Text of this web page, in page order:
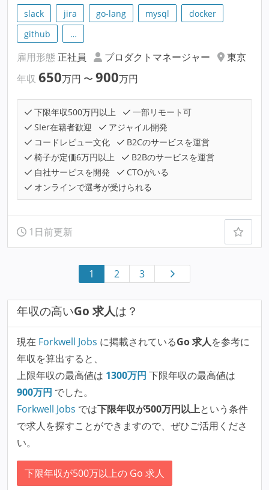
slack jira go-lang mysql
docker
github
…
雇用形態 正社員 プロダクトマネージャー
東京
年収 650万円 〜 900万円
下限年収500万円以上
一部リモート可
SIer在籍者歓迎
アジャイル開発
コードレビュー文化
B2Cのサービスを運営
椅子が定価6万円以上
B2Bのサービスを運営
自社サービスを開発
CTOがいる
オンラインで選考が受けられる
1日前更新
1 2 3
年収の高いGo 求人は？
現在 Forkwell Jobs に掲載されているGo 求人を参考に
年収を算出すると、
上限年収の最高値は 1300万円 下限年収の最高値は
900万円 でした。
Forkwell Jobs では下限年収が500万円以上という条件
で求人を探すことができますので、ぜひご活用くださ
い。
下限年収が500万以上の Go 求人